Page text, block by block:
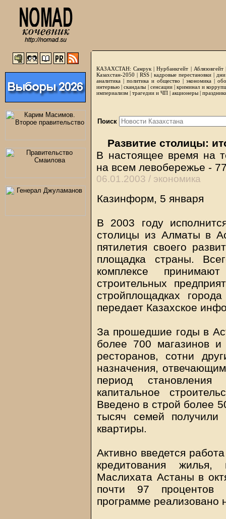
КАЗАХСТАН: Самрук |Нурбанкгейт | Аблязовгейт
Казахстан-2050 | RSS|кадровые перестановки|
аналитика | политика и общество | экономика |
интервью |скандалы | сенсации|криминал и
империализм | трагедии и ЧП | акционеры |
Поиск
Развитие столицы:
В настоящее время на
на всем левобережье -
06.01.2003 / экономика
Казинформ, 5 января
В 2003 году
столицы из Алматы в
пятилетия своего
площадка страны.
комплексе
строительных
стройплощадках
передает Казахское
За прошедшие годы в
более 700 магазинов
ресторанов, сотни
назначения,
период
капитальное
Введено в строй более
тысяч семей получили
квартиры.
Активно введется
кредитования жилья,
Маслихата Астаны в
почти 97 процентов
программе реализовано